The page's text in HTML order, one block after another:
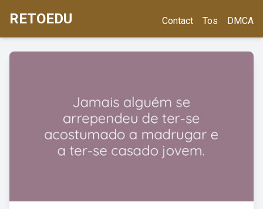
RETOEDU Contact Tos DMCA